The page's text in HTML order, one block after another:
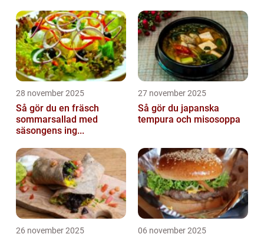
28 november 2025
Så gör du en fräsch
sommarsallad med
säsongens ing...
27 november 2025
Så gör du japanska
tempura och misosoppa
26 november 2025 06 november 2025